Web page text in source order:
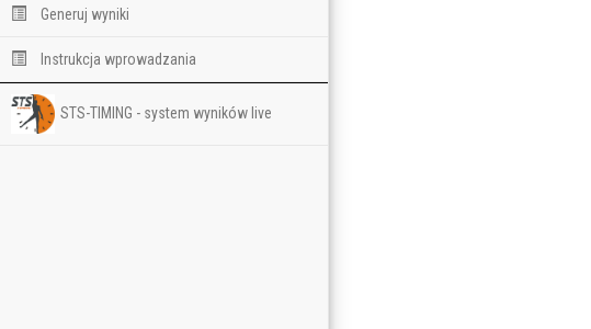
Generuj wyniki
Instrukcja wprowadzania
STS-TIMING - system wyników live